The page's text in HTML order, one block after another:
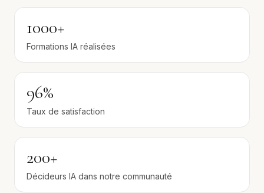
1000+
Formations IA réalisées
96%
Taux de satisfaction
200+
Décideurs IA dans notre communauté